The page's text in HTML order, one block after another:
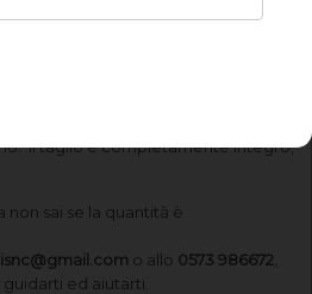
è di ottima qualità. In questa
Il taglio è completamente integro,
sai se la quantità è
o allo 0573 986672
ed aiutarti.